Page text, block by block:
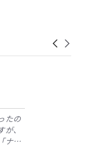
Carousel
arrows
たの
、
ナチ
。